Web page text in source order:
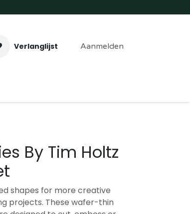
Verlanglijst Aanmelden
By Tim Holtz
shapes for more creative
projects. These wafer-thin